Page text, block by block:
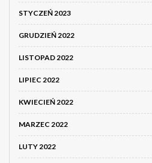
STYCZEŃ 2023
GRUDZIEŃ 2022
LISTOPAD 2022
LIPIEC 2022
KWIECIEŃ 2022
MARZEC 2022
LUTY 2022